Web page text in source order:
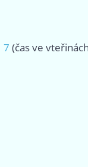
7 (čas ve